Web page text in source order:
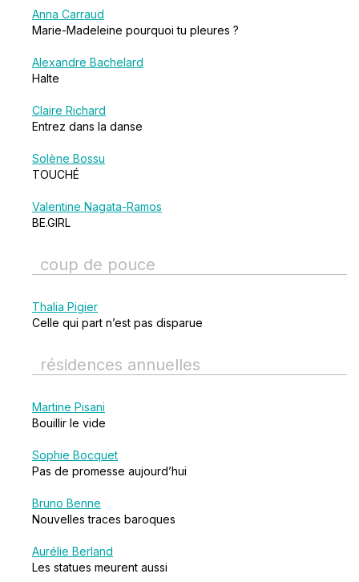
Anna Carraud
Marie-Madeleine pourquoi tu pleures ?
Alexandre Bachelard
Halte
Claire Richard
Entrez dans la danse
Solène Bossu
TOUCHÉ
Valentine Nagata-Ramos
BE.GIRL
coup de pouce
Thalia Pigier
Celle qui part n’est pas disparue
résidences annuelles
Martine Pisani
Bouillir le vide
Sophie Bocquet
Pas de promesse aujourd’hui
Bruno Benne
Nouvelles traces baroques
Aurélie Berland
Les statues meurent aussi